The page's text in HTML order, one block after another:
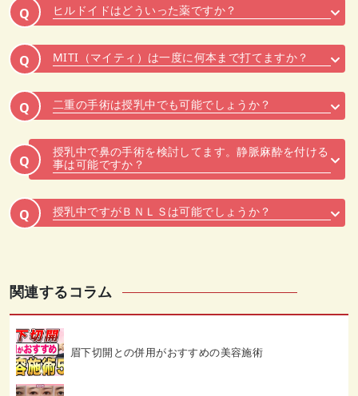
Q ヒルドイドはどういった薬ですか？
Q MITI（マイティ）は一度に何本まで打てますか？
Q 二重の手術は授乳中でも可能でしょうか？
Q
授乳中で鼻の手術を検討してます。静脈麻酔を付ける
事は可能ですか？
Q 授乳中ですがＢＮＬＳは可能でしょうか？
関連するコラム
眉下切開との併用がおすすめの美容施術